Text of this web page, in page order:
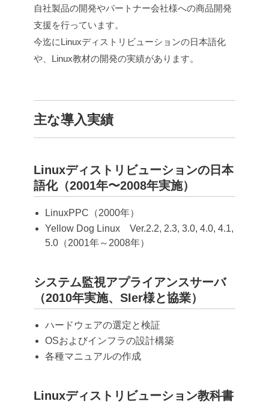
自社製品の開発やパートナー会社様への商品開発
支援を行っています。
今迄にLinuxディストリビューションの日本語化
や、Linux教材の開発の実績があります。
主な導入実績
Linuxディストリビューションの日本
語化（2001年〜2008年実施）
LinuxPPC（2000年）
Yellow Dog Linux Ver.2.2, 2.3, 3.0, 4.0, 4.1,
5.0（2001年～2008年）
システム監視アプライアンスサーバ
（2010年実施、SIer様と協業）
ハードウェアの選定と検証
OSおよびインフラの設計構築
各種マニュアルの作成
Linuxディストリビューション教科書